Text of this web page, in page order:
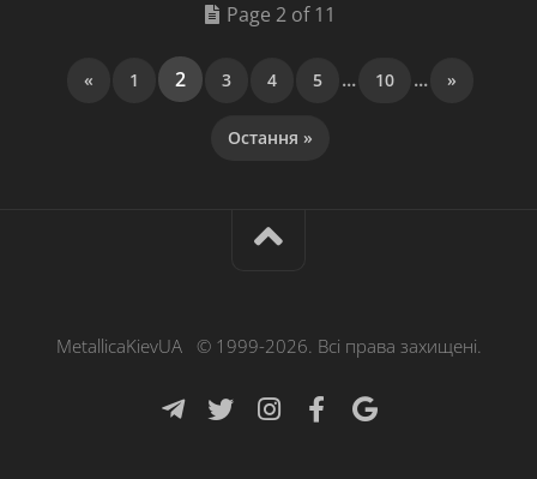
Page 2 of 11
« 1 2 3 4 5 ... 10 ... »
Остання »
MetallicaKievUA © 1999-2026. Всі права захищені.